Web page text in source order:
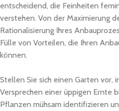
entscheidend, die Feinheiten
verstehen. Von der Maximierung
Rationalisierung Ihres
Fülle von Vorteilen, die Ihren
können.
Stellen Sie sich einen Garten vor,
Versprechen einer üppigen Ernte
Pflanzen mühsam identifizieren